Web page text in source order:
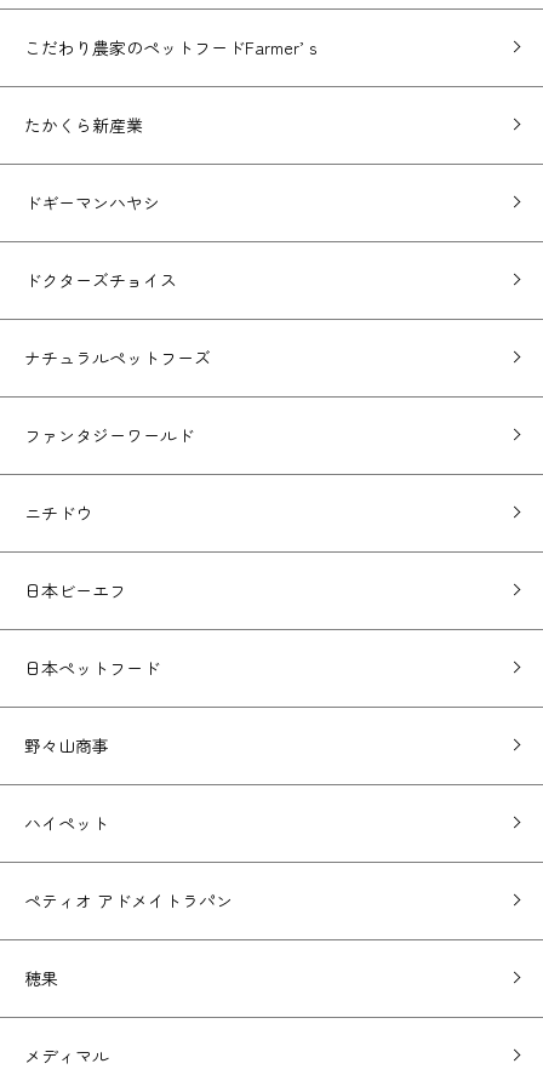
こだわり農家のペットフードFarmer’ｓ
たかくら新産業
ドギーマンハヤシ
ドクターズチョイス
ナチュラルペットフーズ
ファンタジーワールド
ニチドウ
日本ビーエフ
日本ペットフード
野々山商事
ハイペット
ペティオ アドメイトラパン
穂果
メディマル